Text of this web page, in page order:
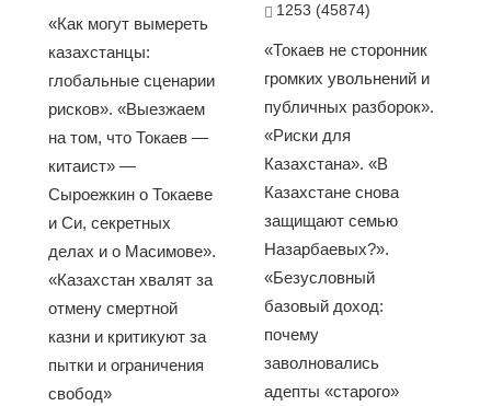
«Как могут вымереть
казахстанцы:
глобальные сценарии
рисков». «Выезжаем
на том, что Токаев —
китаист» —
Сыроежкин о Токаеве
и Си, секретных
делах и о Масимове».
«Казахстан хвалят за
отмену смертной
казни и критикуют за
пытки и ограничения
свобод»
1253 (45874)
«Токаев не сторонник
громких увольнений и
публичных разборок».
«Риски для
Казахстана». «В
Казахстане снова
защищают семью
Назарбаевых?».
«Безусловный
базовый доход:
почему
заволновались
адепты «старого»